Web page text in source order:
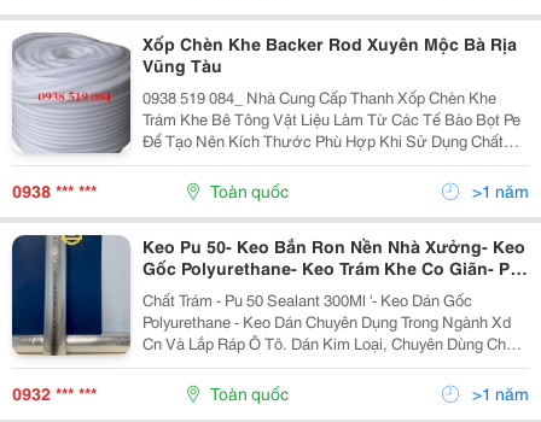
Xốp Chèn Khe Backer Rod Xuyên Mộc Bà Rịa
Vũng Tàu
0938 519 084_ Nhà Cung Cấp Thanh Xốp Chèn Khe
Trám Khe Bê Tông Vật Liệu Làm Từ Các Tế Bào Bọt Pe
Để Tạo Nên Kích Thước Phù Hợp Khi Sử Dụng Chất
Keo Silicon Bịt Kín Các Loại Khe Bê Tông, Khe Kính,
Khe Đá... Bảng Tham Khảo Kích Thước Phù Hợp Stt
0938 *** *** Toàn quốc >1 năm
Keo Pu 50- Keo Bắn Ron Nền Nhà Xưởng- Keo
Gốc Polyurethane- Keo Trám Khe Co Giãn- Pu
50- Keo Dán Kính Ô Tô
Chất Trám - Pu 50 Sealant 300Ml '- Keo Dán Gốc
Polyurethane - Keo Dán Chuyên Dụng Trong Ngành Xd
Cn Và Lắp Ráp Ô Tô. Dán Kim Loại, Chuyên Dùng Cho
Dán Các Tấm Hợp Kim Alu Trong Ngành Quảng Cáo. -
Dán Thùng Xe Tải, Xe Ô Tô Trong Ngành Lắp Ráp Ô Tô
0932 *** *** Toàn quốc >1 năm